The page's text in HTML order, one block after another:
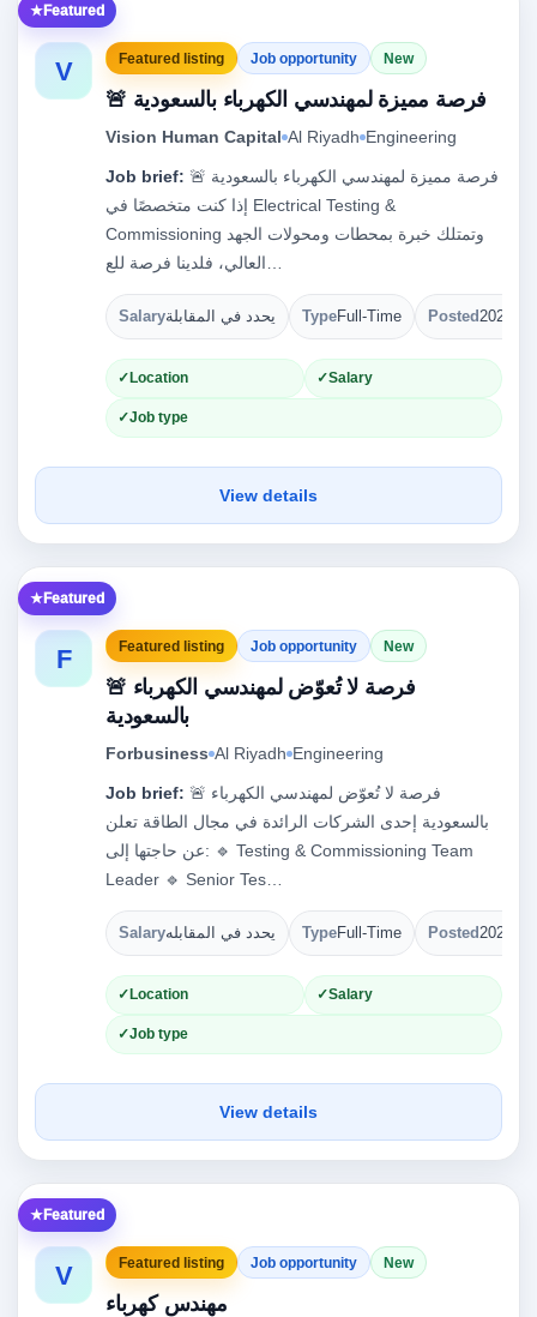
Featured
V Featured listing Job opportunity New
🚨 فرصة مميزة لمهندسي الكهرباء بالسعودية
Vision Human Capital Al Riyadh Engineering
Job brief: 🚨 فرصة مميزة لمهندسي الكهرباء بالسعودية
إذا كنت متخصصًا في Electrical Testing &
Commissioning وتمتلك خبرة بمحطات ومحولات الجهد
Salaryيحدد في المقابلة TypeFull-Time Posted2026-
Location Salary
Job type
View details
Featured
F Featured listing Job opportunity New
🚨 فرصة لا تُعوّض لمهندسي الكهرباء
بالسعودية
Forbusiness Al Riyadh Engineering
Job brief: 🚨 فرصة لا تُعوّض لمهندسي الكهرباء
بالسعودية إحدى الشركات الرائدة في مجال الطاقة تعلن
عن حاجتها إلى: 🔹 Testing & Commissioning Team
Leader 🔹 Senior Tes…
Salaryيحدد في المقابله TypeFull-Time Posted2026-
Location Salary
Job type
View details
Featured
V Featured listing Job opportunity New
مهندس كهرباء